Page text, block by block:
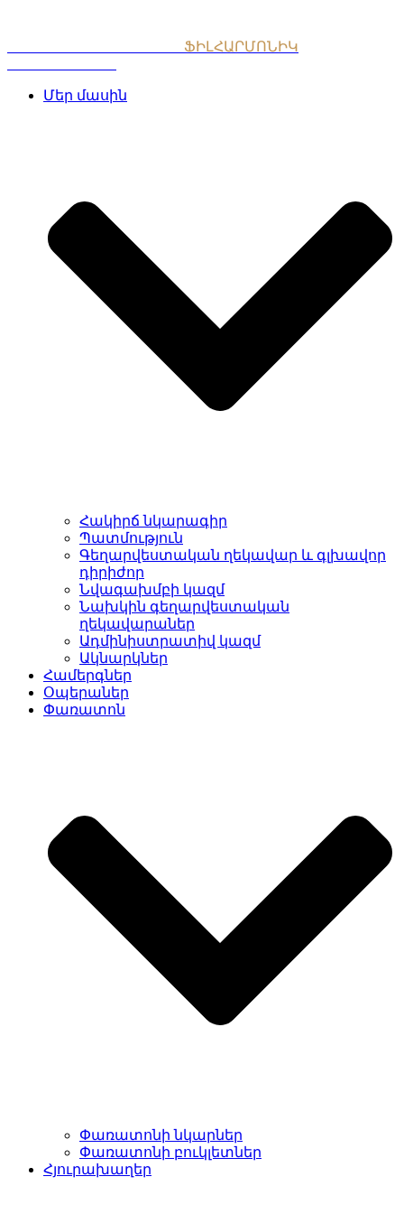
ՖԻԼՀԱՐՄՈՆԻԿ
Մեր մասին
Հակիրճ նկարագիր
Պատմություն
Գեղարվեստական ղեկավար և գլխավոր
դիրիժոր
Նվագախմբի կազմ
Նախկին գեղարվեստական
ղեկավարաներ
Ադմինիստրատիվ կազմ
Ակնարկներ
Համերգներ
Օպերաներ
Փառատոն
Փառատոնի նկարներ
Փառատոնի բուկլետներ
Հյուրախաղեր